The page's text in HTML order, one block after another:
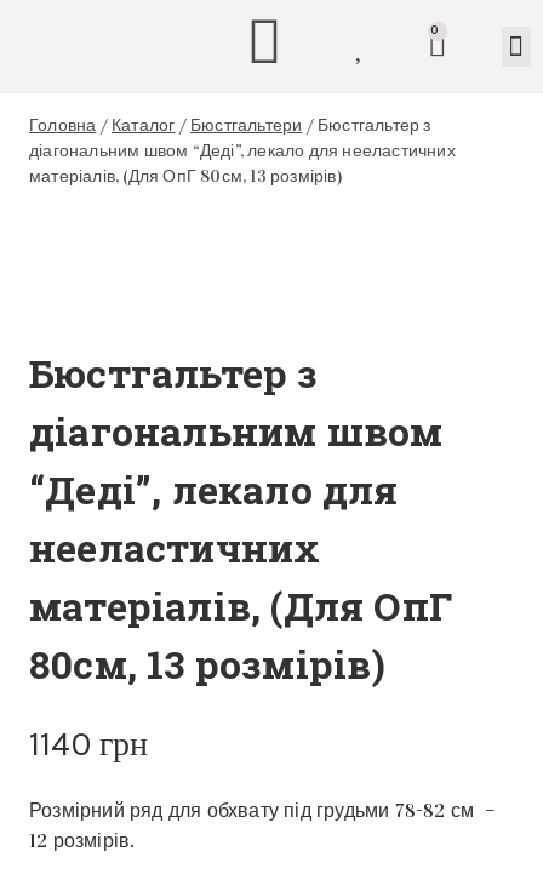
0
Головна / Каталог / Бюстгальтери / Бюстгальтер з
діагональним швом “Деді”, лекало для нееластичних
матеріалів, (Для ОпГ 80см, 13 розмірів)
Бюстгальтер з
діагональним швом
“Деді”, лекало для
нееластичних
матеріалів, (Для ОпГ
80см, 13 розмірів)
1140 грн
Розмірний ряд для обхвату під грудьми 78-82 см –
12 розмірів.